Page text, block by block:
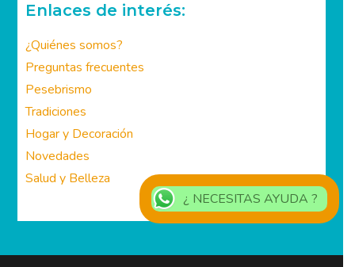
Enlaces de interés:
¿Quiénes somos?
Preguntas frecuentes
Pesebrismo
Tradiciones
Hogar y Decoración
Novedades
Salud y Belleza
¿ NECESITAS AYUDA ?